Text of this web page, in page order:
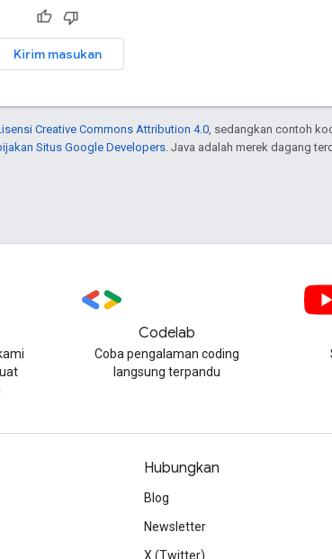
Kirim masukan
Creative Commons Attribution 4.0 , sedangkan contoh
Situs Google Developers . Java adalah merek dagang
Codelab
Coba pengalaman coding
langsung terpandu
Hubungkan
Blog
Newsletter
X (Twitter)